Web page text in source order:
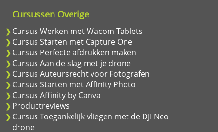
Cursussen Overige
Cursus Werken met Wacom Tablets
Cursus Starten met Capture One
Cursus Perfecte afdrukken maken
Cursus Aan de slag met je drone
Cursus Auteursrecht voor Fotografen
Cursus Starten met Affinity Photo
Cursus Affinity by Canva
Productreviews
Cursus Toegankelijk vliegen met de DJI Neo
drone